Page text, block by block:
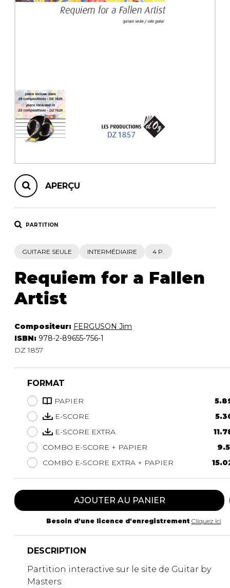
APERÇU
PARTITION
GUITARE SEULE INTERMÉDIAIRE 4 P.
Requiem for a Fallen
Artist
Compositeur: FERGUSON Jim
ISBN: 978-2-89655-756-1
DZ 1857
FORMAT
PAPIER
E-SCORE
E-SCORE EXTRA
COMBO E-SCORE + PAPIER
COMBO E-SCORE EXTRA + PAPIER
AJOUTER AU PANIER
Besoin d'une licence d'enregistrement Cliquez ici
DESCRIPTION
Partition interactive sur le site de Guitar by
Masters: